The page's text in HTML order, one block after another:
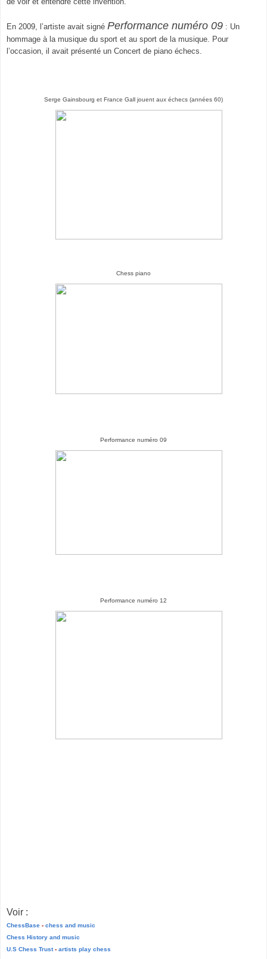
En 2009, l’artiste avait signé Performance numéro 09 : Un
hommage à la musique du sport et au sport de la musique.
Pour
l’occasion, il avait présenté un Concert de piano échecs.
Serge Gainsbourg et France Gall jouent aux échecs (années 60)
Chess piano
Performance numéro 09
Performance numéro 12
Voir :
ChessBase - chess and music
Chess History and music
U.S Chess Trust- artists play chess